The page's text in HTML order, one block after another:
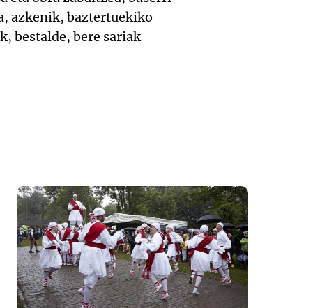
azkenik, baztertuekiko
bestalde, bere sariak